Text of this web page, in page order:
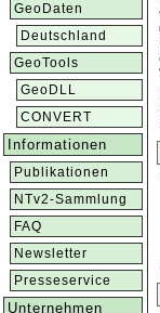
GeoDaten
Deutschland
GeoTools
GeoDLL
CONVERT
Informationen
Publikationen
NTv2-Sammlung
FAQ
Newsletter
Presseservice
Unternehmen